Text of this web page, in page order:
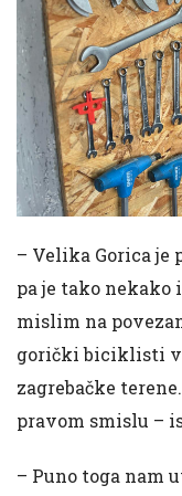
– Velika Gorica je
pa je tako nekako
mislim na
gorički biciklisti
zagrebačke
pravom smislu –
– Puno toga nam